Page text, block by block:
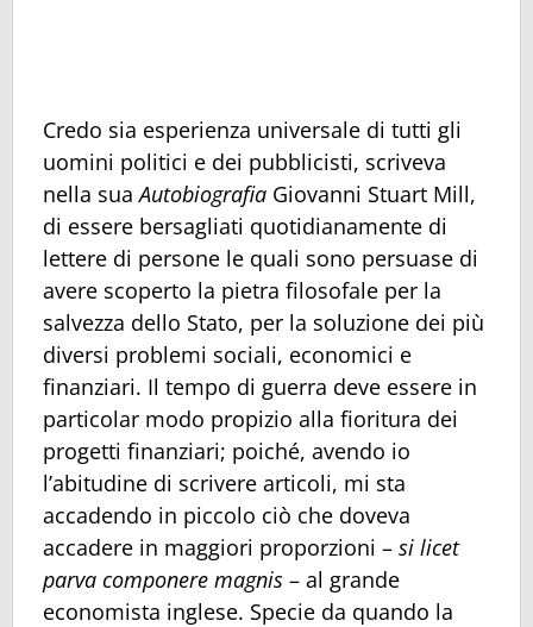
Credo sia esperienza universale di tutti gli
uomini politici e dei pubblicisti, scriveva
nella suaAutobiografia Giovanni Stuart Mill,
di essere bersagliati quotidianamente di
lettere di persone le quali sono persuase di
avere scoperto la pietra filosofale per la
salvezza dello Stato, per la soluzione dei più
diversi problemi sociali, economici e
finanziari. Il tempo di guerra deve essere in
particolar modo propizio alla fioritura dei
progetti finanziari; poiché, avendo io
l’abitudine di scrivere articoli, mi sta
accadendo in piccolo ciò che doveva
accadere in maggiori proporzioni – si licet
parva componere magnis – al grande
economista inglese. Specie da quando la